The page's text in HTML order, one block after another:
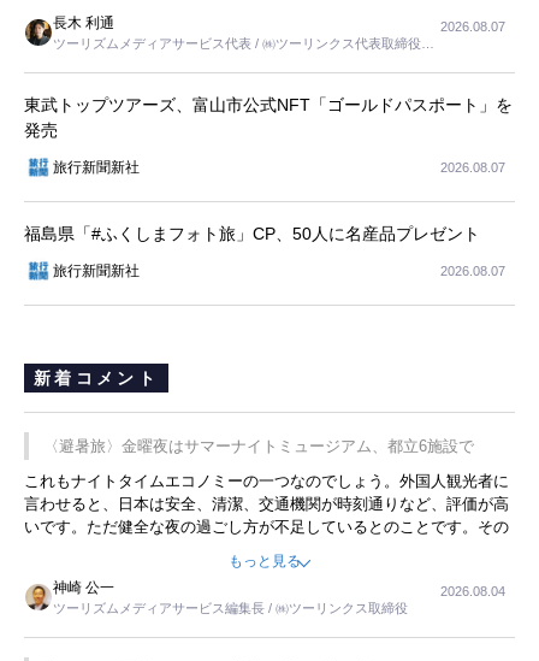
長木 利通
ツーリズムメディアサービス代表 / ㈱ツーリンクス代表取締役社
2026.08.07
東武トップツアーズ、富山市公式NFT「ゴールドパスポート」を
発売
旅行新聞新社 2026.08.07
福島県「#ふくしまフォト旅」CP、50人に名産品プレゼント
旅行新聞新社 2026.08.07
新着コメント
〈避暑旅〉金曜夜はサマーナイトミュージアム、都立6施設で
これもナイトタイムエコノミーの一つなのでしょう。外国人観光者に
言わせると、日本は安全、清潔、交通機関が時刻通りなど、評価が高
いです。ただ健全な夜の過ごし方が不足しているとのことです。その
ような意味で、金曜夜にこのようなイベントが行われれば、日本人に
限らず外国人にとっても楽しみが増えるでしょうね。
もっと見る
神崎 公一
ツーリズムメディアサービス編集長 / ㈱ツーリンクス取締役
2026.08.04